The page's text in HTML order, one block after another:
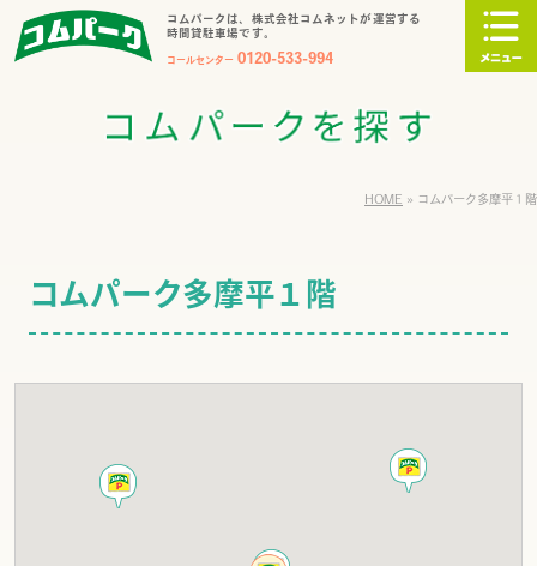
コムパークは、株式会社コムネットが運営する
時間貸駐車場です。
コールセンター 0120-533-994
HOME » コムパーク多摩平１階
コムパーク多摩平１階